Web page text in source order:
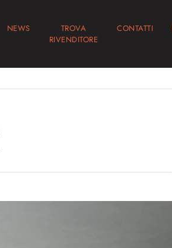
NEWS
TROVA
RIVENDITORE
CONTATTI